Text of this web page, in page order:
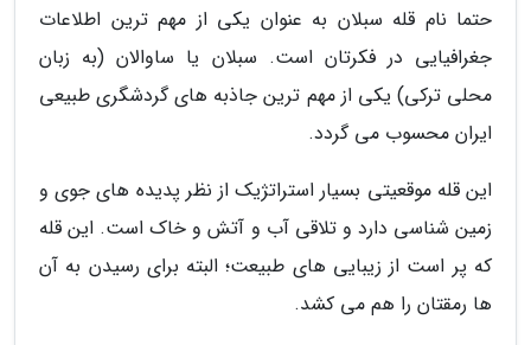
حتما نام قله سبلان به عنوان یکی از مهم ترین اطلاعات
جغرافیایی در فکرتان است. سبلان یا ساوالان (به زبان
محلی ترکی) یکی از مهم ترین جاذبه های گردشگری طبیعی
ایران محسوب می گردد.
این قله موقعیتی بسیار استراتژیک از نظر پدیده های جوی و
زمین شناسی دارد و تلاقی آب و آتش و خاک است. این قله
که پر است از زیبایی های طبیعت؛ البته برای رسیدن به آن
ها رمقتان را هم می کشد.